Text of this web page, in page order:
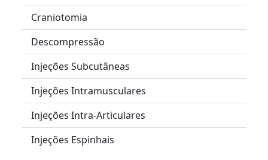
Craniotomia
Descompressão
Injeções Subcutâneas
Injeções Intramusculares
Injeções Intra-Articulares
Injeções Espinhais